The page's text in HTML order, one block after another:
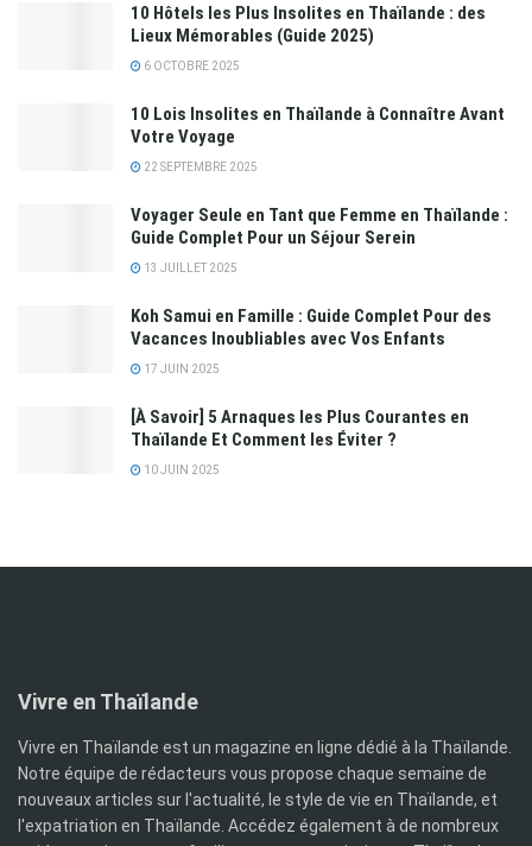
10 Hôtels les Plus Insolites en Thaïlande : des
Lieux Mémorables (Guide 2025)
6 OCTOBRE 2025
10 Lois Insolites en Thaïlande à Connaître Avant
Votre Voyage
22 SEPTEMBRE 2025
Voyager Seule en Tant que Femme en Thaïlande :
Guide Complet Pour un Séjour Serein
13 JUILLET 2025
Koh Samui en Famille : Guide Complet Pour des
Vacances Inoubliables avec Vos Enfants
17 JUIN 2025
[À Savoir] 5 Arnaques les Plus Courantes en
Thaïlande Et Comment les Éviter ?
10 JUIN 2025
Vivre en Thaïlande
Vivre en Thaïlande est un magazine en ligne dédié à la Thaïlande.
Notre équipe de rédacteurs vous propose chaque semaine de
nouveaux articles sur l'actualité, le style de vie en Thaïlande, et
l'expatriation en Thaïlande. Accédez également à de nombreux